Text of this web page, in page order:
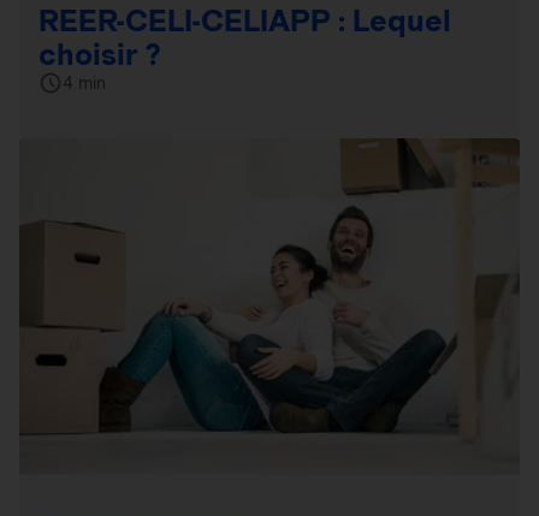
REER-CELI-CELIAPP : Lequel
choisir ?
4 min